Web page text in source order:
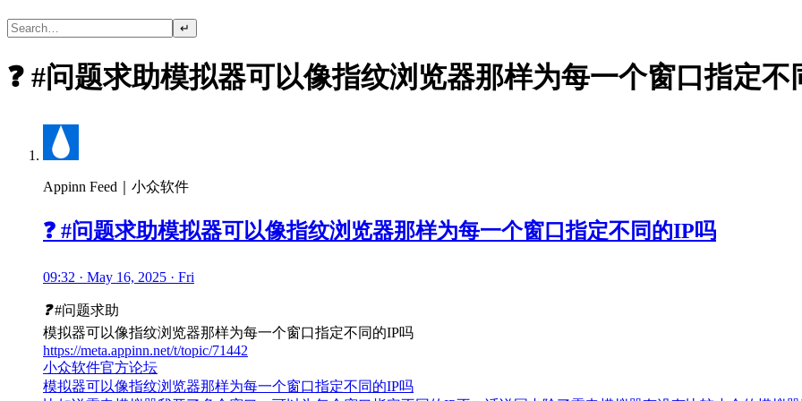
↵
❓ #问题求助模拟器可以像指纹浏览器那样为每一个窗口指定不
Appinn Feed｜小众软件
❓ #问题求助模拟器可以像指纹浏览器那样为每一个窗口指定不同的IP吗
09:32 · May 16, 2025 · Fri
❓#问题求助
模拟器可以像指纹浏览器那样为每一个窗口指定不同的IP吗
https://meta.appinn.net/t/topic/71442
小众软件官方论坛
模拟器可以像指纹浏览器那样为每一个窗口指定不同的IP吗